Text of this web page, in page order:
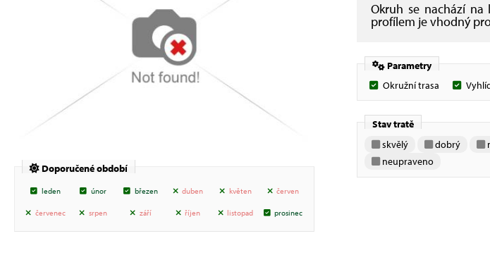
Doporučené období
leden únor březen duben květen červen
červenec srpen září říjen listopad prosinec
Okruh se nachází
profílem je vhodný
Parametry
Okružní trasa
Stav tratě
skvělý
dobrý
neupraveno